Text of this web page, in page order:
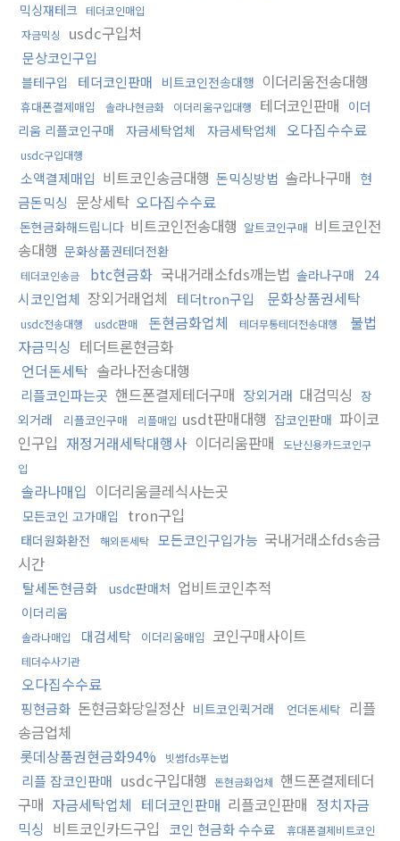
믹싱재테크 테더코인매입
자금믹싱
usdc구입처
문상코인구입
블테구입 테더코인판매 비트코인전송대행 이더리움전송대행
휴대폰결제매입 솔라나현금화 이더리움구입대행 테더코인판매 이더
리움 리플코인구매
자금세탁업체 자금세탁업체 오다집수수료
usdc구입대행
소액결제매입 비트코인송금대행 돈믹싱방법 솔라나구매 현
금돈믹싱 문상세탁 오다집수수료
돈현금화해드립니다 비트코인전송대행 알트코인구매 비트코인전
송대행 문화상품권테더전환
테더코인송금 btc현금화 국내거래소fds깨는법 솔라나구매
24
시코인업체 장외거래업체 테더tron구입 문화상품권세탁
usdc전송대행 usdc판매 돈현금화업체 테더무통테더전송대행
불법
자금믹싱 테더트론현금화
언더돈세탁 솔라나전송대행
리플코인파는곳 핸드폰결제테더구매 장외거래 대검믹싱 장
외거래
리플코인구매 리플매입 usdt판매대행 잡코인판매 파이코
인구입 재정거래세탁대행사 이더리움판매
도난신용카드코인구
입
솔라나매입 이더리움클레식사는곳
모든코인 고가매입 tron구입
태더원화환전 해외돈세탁 모든코인구입가능 국내거래소fds송금
시간
탈세돈현금화 usdc판매처 업비트코인추적
이더리움
솔라나매입 대검세탁 이더리움매입 코인구매사이트
테더수사기관
오다집수수료
핑현금화 돈현금화당일정산 비트코인퀵거래 언더돈세탁 리플
송금업체
롯데상품권현금화94%
빗썸fds푸는법
리플 잡코인판매 usdc구입대행 돈현금화업체 핸드폰결제테더
구매 자금세탁업체 테더코인판매 리플코인판매 정치자금
믹싱 비트코인카드구입 코인 현금화 수수료
휴대폰결제비트코인